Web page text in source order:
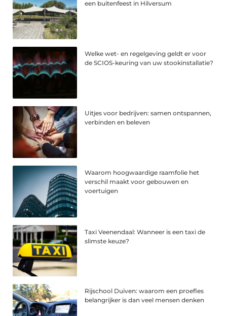
een buitenfeest in Hilversum
Welke wet- en regelgeving geldt er voor
de SCIOS-keuring van uw stookinstallatie?
Uitjes voor bedrijven: samen ontspannen,
verbinden en beleven
Waarom hoogwaardige raamfolie het
verschil maakt voor gebouwen en
voertuigen
Taxi Veenendaal: Wanneer is een taxi de
slimste keuze?
Rijschool Duiven: waarom een proefles
belangrijker is dan veel mensen denken